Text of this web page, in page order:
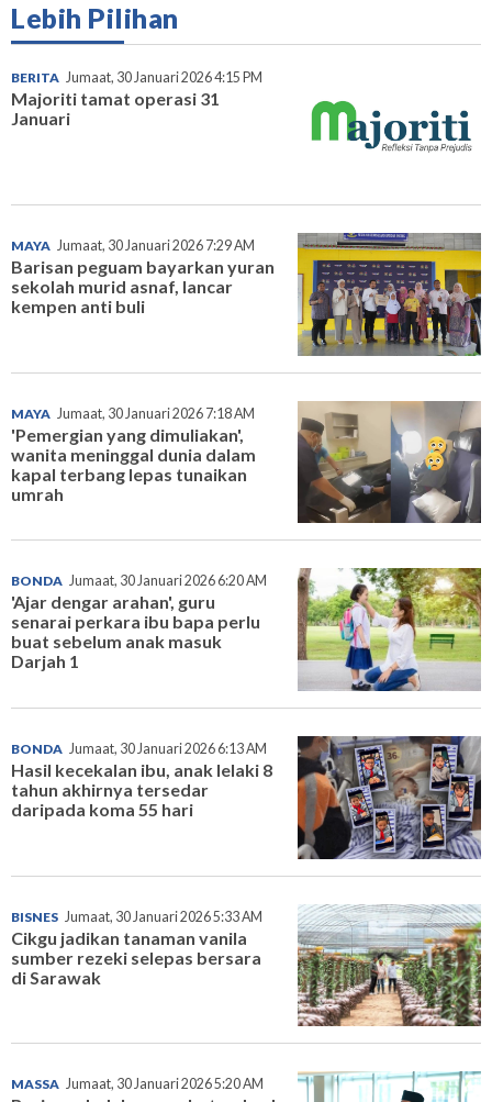
Lebih Pilihan
BERITA Jumaat, 30 Januari 2026 4:15 PM
Majoriti tamat operasi 31
Januari
MAYA Jumaat, 30 Januari 2026 7:29 AM
Barisan peguam bayarkan yuran
sekolah murid asnaf, lancar
kempen anti buli
MAYA Jumaat, 30 Januari 2026 7:18 AM
'Pemergian yang dimuliakan',
wanita meninggal dunia dalam
kapal terbang lepas tunaikan
umrah
BONDA Jumaat, 30 Januari 2026 6:20 AM
'Ajar dengar arahan', guru
senarai perkara ibu bapa perlu
buat sebelum anak masuk
Darjah 1
BONDA Jumaat, 30 Januari 2026 6:13 AM
Hasil kecekalan ibu, anak lelaki 8
tahun akhirnya tersedar
daripada koma 55 hari
BISNES Jumaat, 30 Januari 2026 5:33 AM
Cikgu jadikan tanaman vanila
sumber rezeki selepas bersara
di Sarawak
MASSA Jumaat, 30 Januari 2026 5:20 AM